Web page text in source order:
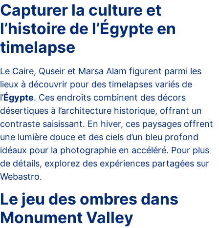
Capturer la culture et
l’histoire de l’Égypte en
timelapse
Le Caire, Quseir et Marsa Alam figurent parmi les
lieux à découvrir pour des timelapses variés de
l’Égypte. Ces endroits combinent des décors
désertiques à l’architecture historique, offrant un
contraste saisissant. En hiver, ces paysages offrent
une lumière douce et des ciels d’un bleu profond
idéaux pour la photographie en accéléré. Pour plus
de détails, explorez des expériences partagées sur
Webastro.
Le jeu des ombres dans
Monument Valley